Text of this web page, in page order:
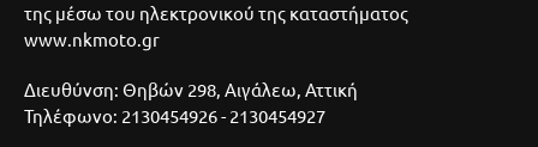
της μέσω του ηλεκτρονικού της καταστήματος
www.nkmoto.gr
Διευθύνση: Θηβών 298, Αιγάλεω, Αττική
Τηλέφωνο: 2130454926 - 2130454927